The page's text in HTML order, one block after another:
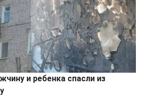
и ребенка спасли из